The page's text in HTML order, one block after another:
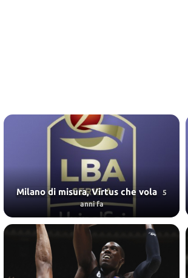
Milano di misura, Virtus che vola
5
anni fa